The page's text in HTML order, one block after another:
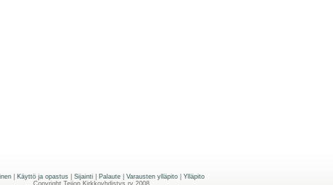
Käyttö ja opastus Sijainti Palaute Varausten ylläpito
Ylläpito
Copyright Teijon Kirkkoyhdistys ry 2008